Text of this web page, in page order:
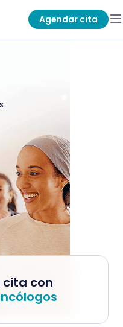
Agendar cita
con